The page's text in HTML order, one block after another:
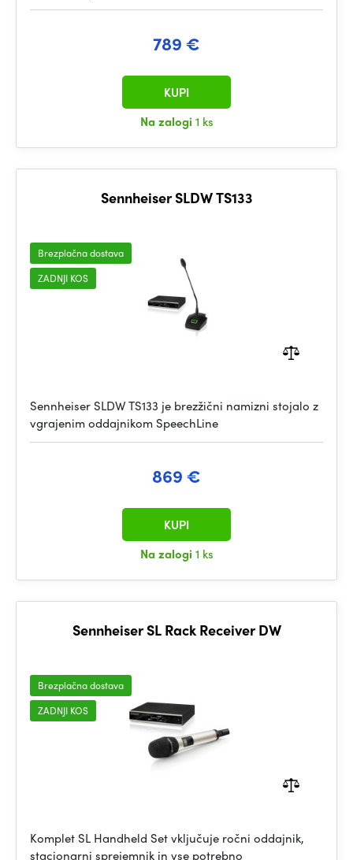
789 €
Na zalogi 1 ks
KUPI
Sennheiser SLDW TS133
Brezplačna dostava
ZADNJI KOS
Sennheiser SLDW TS133 je brezžični namizni stojalo z
vgrajenim oddajnikom SpeechLine
869 €
Na zalogi 1 ks
KUPI
Sennheiser SL Rack Receiver DW
Brezplačna dostava
ZADNJI KOS
Komplet SL Handheld Set vključuje ročni oddajnik,
stacionarni sprejemnik in vse potrebno